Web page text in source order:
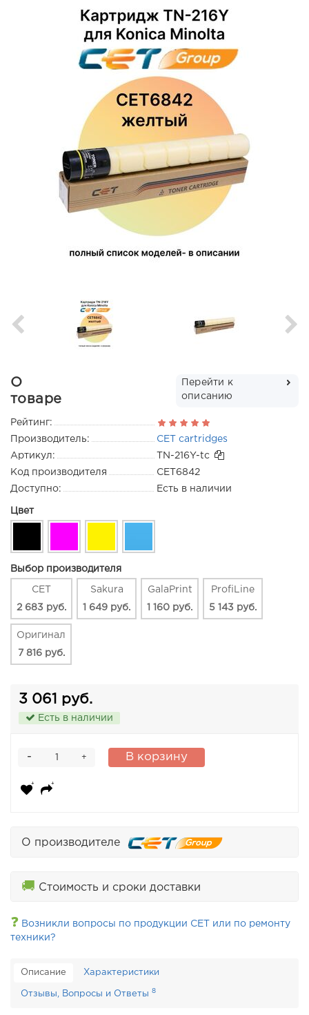
О
товаре
Перейти к
описанию
Рейтинг:
Производитель:
CET cartridges
Артикул:
TN-216Y-tc
Код производителя
CET6842
Доступно:
Есть в наличии
Цвет
Выбор производителя
CET
2 683 руб.
Sakura
1 649 руб.
GalaPrint
1 160 руб.
ProfiLine
5 143 руб.
Оригинал
7 816 руб.
3 061 руб.
Есть в наличии
+
- В корзину
О производителе
🚚 Стоимость и сроки доставки
❓ Возникли вопросы по продукции CET или по ремонту
техники?
Описание Характеристики
Отзывы, Вопросы и Ответы 8